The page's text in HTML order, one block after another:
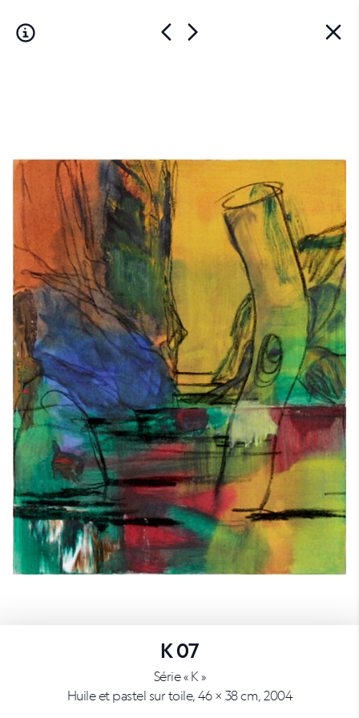
K 07
Série « K »
Huile et pastel sur toile, 46 × 38 cm, 2004